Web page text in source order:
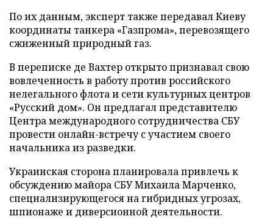
По их данным, эксперт также передавал Киеву
координаты танкера «Газпрома», перевозящего
сжиженный природный газ.
В переписке де Вахтер открыто признавал свою
вовлеченность в работу против российского
нелегального флота и сети культурных центров
«Русский дом». Он предлагал представителю
Центра международного сотрудничества СБУ
провести онлайн-встречу с участием своего
начальника из разведки.
Украинская сторона планировала привлечь к
обсуждению майора СБУ Михаила Марченко,
специализирующегося на гибридных угрозах,
шпионаже и диверсионной деятельности.